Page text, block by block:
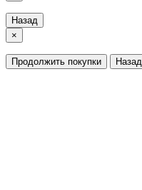
Назад
×
Продолжить покупки Назад